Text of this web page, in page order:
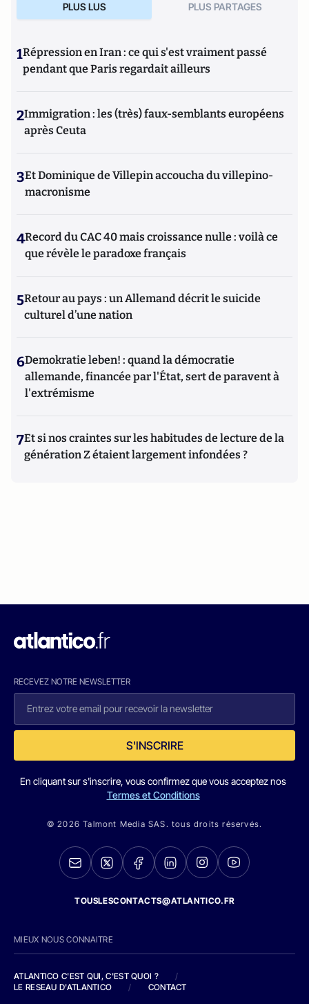
PLUS LUS PLUS PARTAGES
1Répression en Iran : ce qui s'est vraiment passé
pendant que Paris regardait ailleurs
2Immigration : les (très) faux-semblants européens
après Ceuta
3Et Dominique de Villepin accoucha du villepino-
macronisme
4Record du CAC 40 mais croissance nulle : voilà ce
que révèle le paradoxe français
5Retour au pays : un Allemand décrit le suicide
culturel d’une nation
6Demokratie leben! : quand la démocratie
allemande, financée par l'État, sert de paravent à
l'extrémisme
7Et si nos craintes sur les habitudes de lecture de la
génération Z étaient largement infondées ?
RECEVEZ NOTRE NEWSLETTER
S'INSCRIRE
En cliquant sur s'inscrire, vous confirmez que vous acceptez nos
Termes et Conditions
© 2026 Talmont Media SAS. tous droits réservés.
TOUSLESCONTACTS@ATLANTICO.FR
MIEUX NOUS CONNAITRE
ATLANTICO C'EST QUI, C'EST QUOI ?
/
LE RESEAU D'ATLANTICO
/ CONTACT